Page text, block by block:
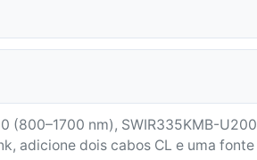
(800–1700 nm), SWIR335KMB-U200
adicione dois cabos CL e uma fonte